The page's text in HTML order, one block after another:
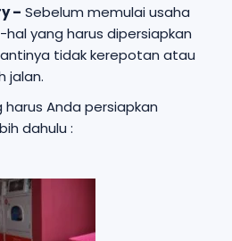
– Sebelum memulai usaha
hal yang harus dipersiapkan
tidak kerepotan atau
jalan.
Anda persiapkan
dahulu :